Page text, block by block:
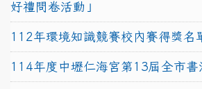
好禮問卷活動」
112年環境知識競賽校內賽得獎名
114年度中壢仁海宮第13屆全市書